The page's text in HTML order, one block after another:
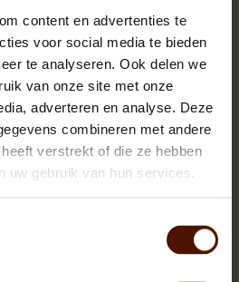
content en advertenties te
voor social media te bieden
te analyseren. Ook delen we
van onze site met onze
adverteren en analyse. Deze
combineren met andere
verstrekt of die ze hebben
uw gebruik van hun services.